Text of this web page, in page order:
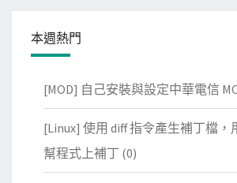
本週熱門
[MOD] 自己安裝與設定中華電信
[Linux] 使用 diff 指令產生補丁檔，
幫程式上補丁 (0)